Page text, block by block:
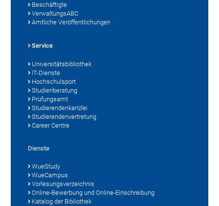
Beschäftigte
VerwaltungsABC
Amtliche Veröffentlichungen
Service
Universitätsbibliothek
IT-Dienste
Hochschulsport
Studienberatung
Prüfungsamt
Studierendenkanzlei
Studierendenvertretung
Career Centre
Dienste
WueStudy
WueCampus
Vorlesungsverzeichnis
Online-Bewerbung und Online-Einschreibung
Katalog der Bibliothek